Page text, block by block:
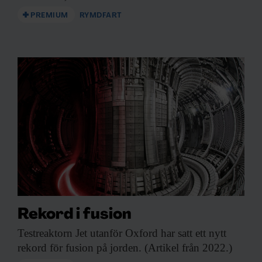
PREMIUM RYMDFART
Rekord i fusion
Testreaktorn Jet utanför Oxford har satt ett nytt
rekord för fusion på jorden. (Artikel från 2022.)